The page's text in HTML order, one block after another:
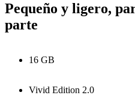
Pequeño y ligero,
parte
16 GB
Vivid Edition 2.0